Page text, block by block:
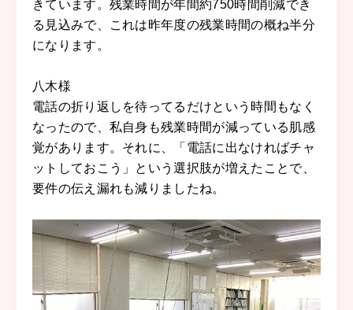
きています。残業時間が年間約750時間削減でき
る見込みで、これは昨年度の残業時間の概ね半分
になります。
八木様
電話の折り返しを待ってるだけという時間もなく
なったので、私自身も残業時間が減っている肌感
覚があります。それに、「電話に出なければチャ
ットしておこう」という選択肢が増えたことで、
要件の伝え漏れも減りましたね。